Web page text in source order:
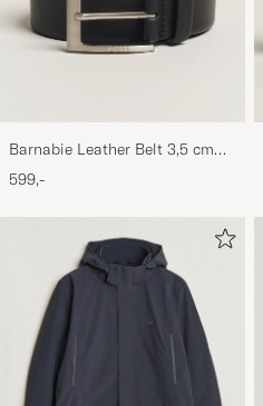
Barnabie Leather Belt 3,5 cm
Black
599,-